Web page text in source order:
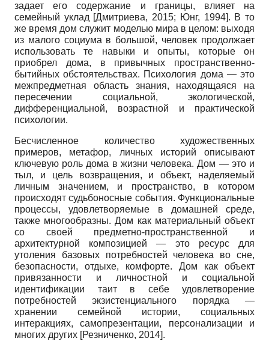
задает его содержание и границы, влияет на
семейный уклад [Дмитриева, 2015; Юнг, 1994]. В то
же время дом служит моделью мира в целом: выходя
из малого социума в большой, человек продолжает
использовать те навыки и опыты, которые он
приобрел дома, в привычных пространственно-
бытийных обстоятельствах. Психология дома — это
межпредметная область знания, находящаяся на
пересечении социальной, экологической,
дифференциальной, возрастной и практической
психологии.
Бесчисленное количество художественных
примеров, метафор, личных историй описывают
ключевую роль дома в жизни человека. Дом — это и
тыл, и цель возвращения, и объект, наделяемый
личным значением, и пространство, в котором
происходят судьбоносные события. Функциональные
процессы, удовлетворяемые в домашней среде,
также многообразны. Дом как материальный объект
со своей предметно-пространственной и
архитектурной композицией — это ресурс для
утоления базовых потребностей человека во сне,
безопасности, отдыхе, комфорте. Дом как объект
привязанности и личностной и социальной
идентификации таит в себе удовлетворение
потребностей экзистенциального порядка —
хранении семейной истории, социальных
интеракциях, самопрезентации, персонализации и
многих других [Резниченко, 2014].